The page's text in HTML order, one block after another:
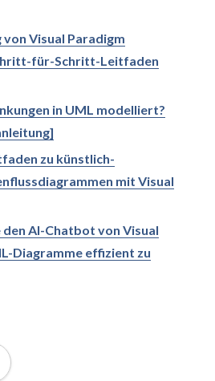
Visual Paradigm
für-Schritt-Leitfaden
in UML modelliert?
zu künstlich-
mit Visual
den AI-Chatbot von Visual
Diagramme effizient zu